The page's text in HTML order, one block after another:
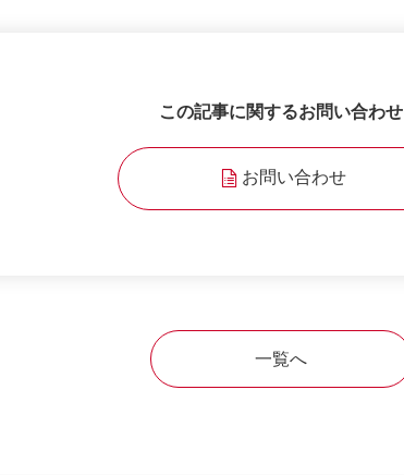
この記事に関するお問い合わせ
お問い合わせ
一覧へ